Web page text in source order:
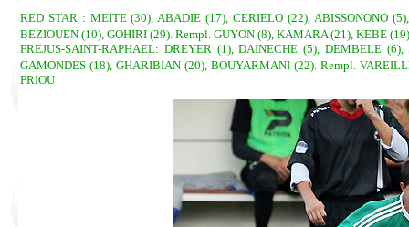
RED STAR : MEITE (30), ABADIE (17), CERIELO (22), ABISSONONO
BEZIOUEN (10), GOHIRI (29). Rempl. GUYON (8), KAMARA (21), KEBE
FREJUS-SAINT-RAPHAEL: DREYER (1), DAINECHE (5), DEMBELE
GAMONDES (18), GHARIBIAN (20), BOUYARMANI (22). Rempl.
PRIOU